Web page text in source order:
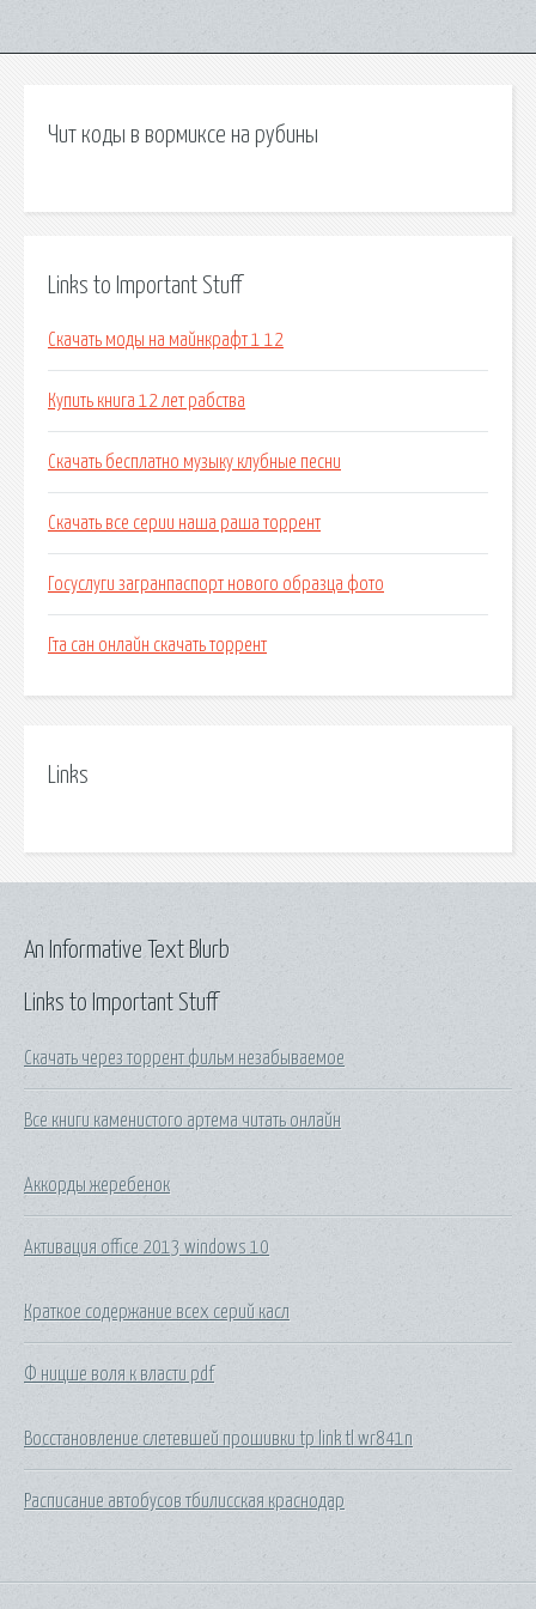
Чит коды в вормиксе на рубины
Links to Important Stuff
Скачать моды на майнкрафт 1 12
Купить книга 12 лет рабства
Скачать бесплатно музыку клубные песни
Скачать все серии наша раша торрент
Госуслуги загранпаспорт нового образца фото
Гта сан онлайн скачать торрент
Links
Links to Important Stuff
Скачать через торрент фильм незабываемое
Все книги каменистого артема читать онлайн
Аккорды жеребенок
Активация office 2013 windows 10
Краткое содержание всех серий касл
Ф ницше воля к власти pdf
Восстановление слетевшей прошивки tp link tl wr841n
Расписание автобусов тбилисская краснодар
An Informative Text Blurb